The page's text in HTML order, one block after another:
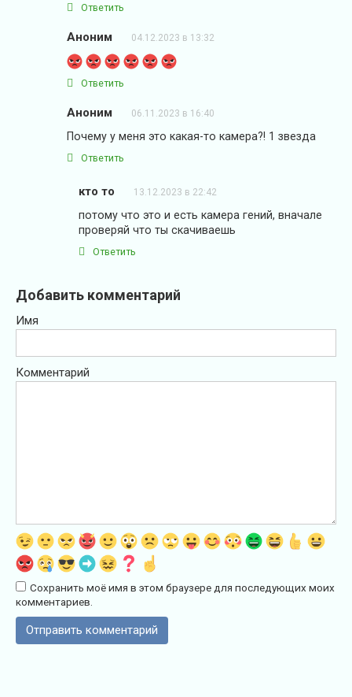
Ответить
Аноним 04.12.2023 в 13:32
Ответить
Аноним 06.11.2023 в 16:40
Почему у меня это какая-то камера?! 1 звезда
Ответить
кто то 13.12.2023 в 22:42
потому что это и есть камера гений, вначале
проверяй что ты скачиваешь
Ответить
Добавить комментарий
Имя
Комментарий
Сохранить моё имя в этом браузере для последующих моих
комментариев.